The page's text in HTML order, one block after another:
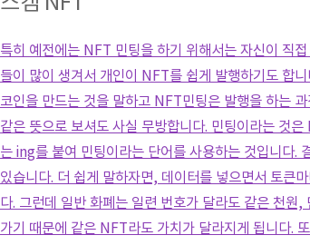
특히 예전에는 NFT 민팅을 하기 위해서는 자신이 직
들이 많이 생겨서 개인이 NFT를 쉽게 발행하기도 합
코인을 만드는 것을 말하고 NFT민팅은 발행을 하는
같은 뜻으로 보셔도 사실 무방합니다. 민팅이라는 것
는 ing를 붙여 민팅이라는 단어를 사용하는 것입니다.
있습니다. 더 쉽게 말하자면, 데이터를 넣으면서 토큰
다. 그런데 일반 화폐는 일련 번호가 달라도 같은 천
가기 때문에 같은 NFT라도 가치가 달라지게 됩니다.